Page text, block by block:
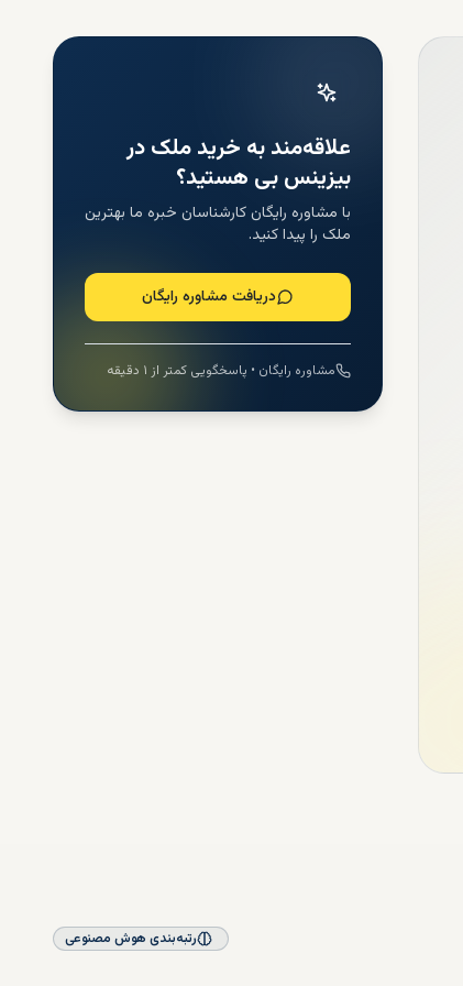
علاقه‌مند به خرید ملک در
بیزینس بی هستید؟
با مشاوره رایگان کارشناسان خبره ما بهترین
ملک را پیدا کنید.
دریافت مشاوره رایگان
مشاوره رایگان • پاسخگویی کمتر از ۱ دقیقه
رتبه‌بندی هوش مصنوعی